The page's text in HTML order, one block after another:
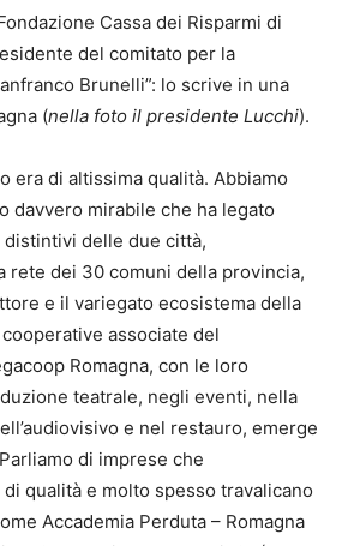
Cassa dei Risparmi di
del comitato per la
Brunelli”: lo scrive in una
(nella foto il presidente Lucchi).
era di altissima qualità. Abbiamo
davvero mirabile che ha legato
delle due città,
rete dei 30 comuni della provincia,
e il variegato ecosistema della
associate del
Romagna, con le loro
teatrale, negli eventi, nella
e nel restauro, emerge
di imprese che
qualità e molto spesso travalicano
Accademia Perduta – Romagna